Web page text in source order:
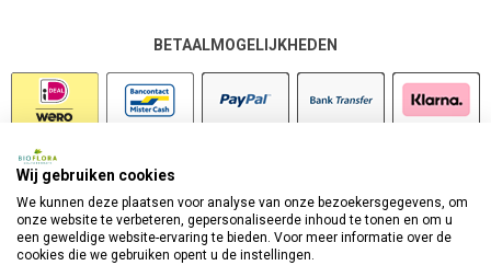
BETAALMOGELIJKHEDEN
Wij gebruiken cookies
We kunnen deze plaatsen voor analyse van onze bezoekersgegevens, om
onze website te verbeteren, gepersonaliseerde inhoud te tonen en om u
een geweldige website-ervaring te bieden. Voor meer informatie over de
cookies die we gebruiken opent u de instellingen.